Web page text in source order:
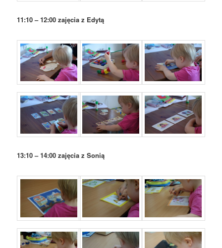
11:10 – 12:00 zajęcia z Edytą
13:10 – 14:00 zajęcia z Sonią